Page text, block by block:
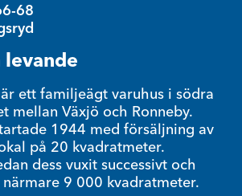
68
levande
ett familjeägt varuhus i södra
mellan Växjö och Ronneby.
1944 med försäljning av
på 20 kvadratmeter.
dess vuxit successivt och
9 000 kvadratmeter.